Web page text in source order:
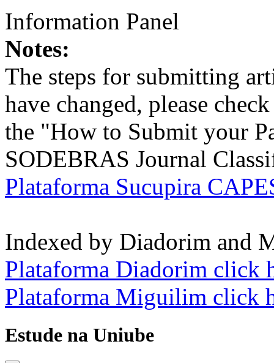
Information Panel
Notes:
The steps for submitting
have changed, please
the "How to Submit your
SODEBRAS Journal
Plataforma Sucupira
Indexed by Diadorim and
Plataforma Diadorim click
Plataforma Miguilim click
Estude na Uniube